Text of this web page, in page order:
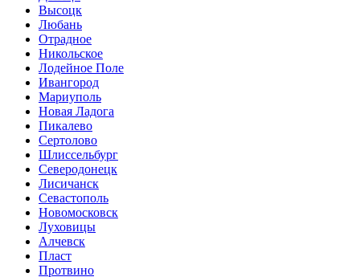
Высоцк
Любань
Отрадное
Никольское
Лодейное Поле
Ивангород
Мариуполь
Новая Ладога
Пикалево
Сертолово
Шлиссельбург
Северодонецк
Лисичанск
Севастополь
Новомосковск
Луховицы
Алчевск
Пласт
Протвино